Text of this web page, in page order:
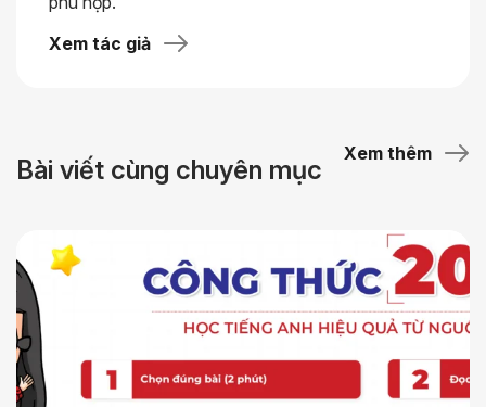
Xem tác giả
Bài viết cùng chuyên mục
Xem thêm